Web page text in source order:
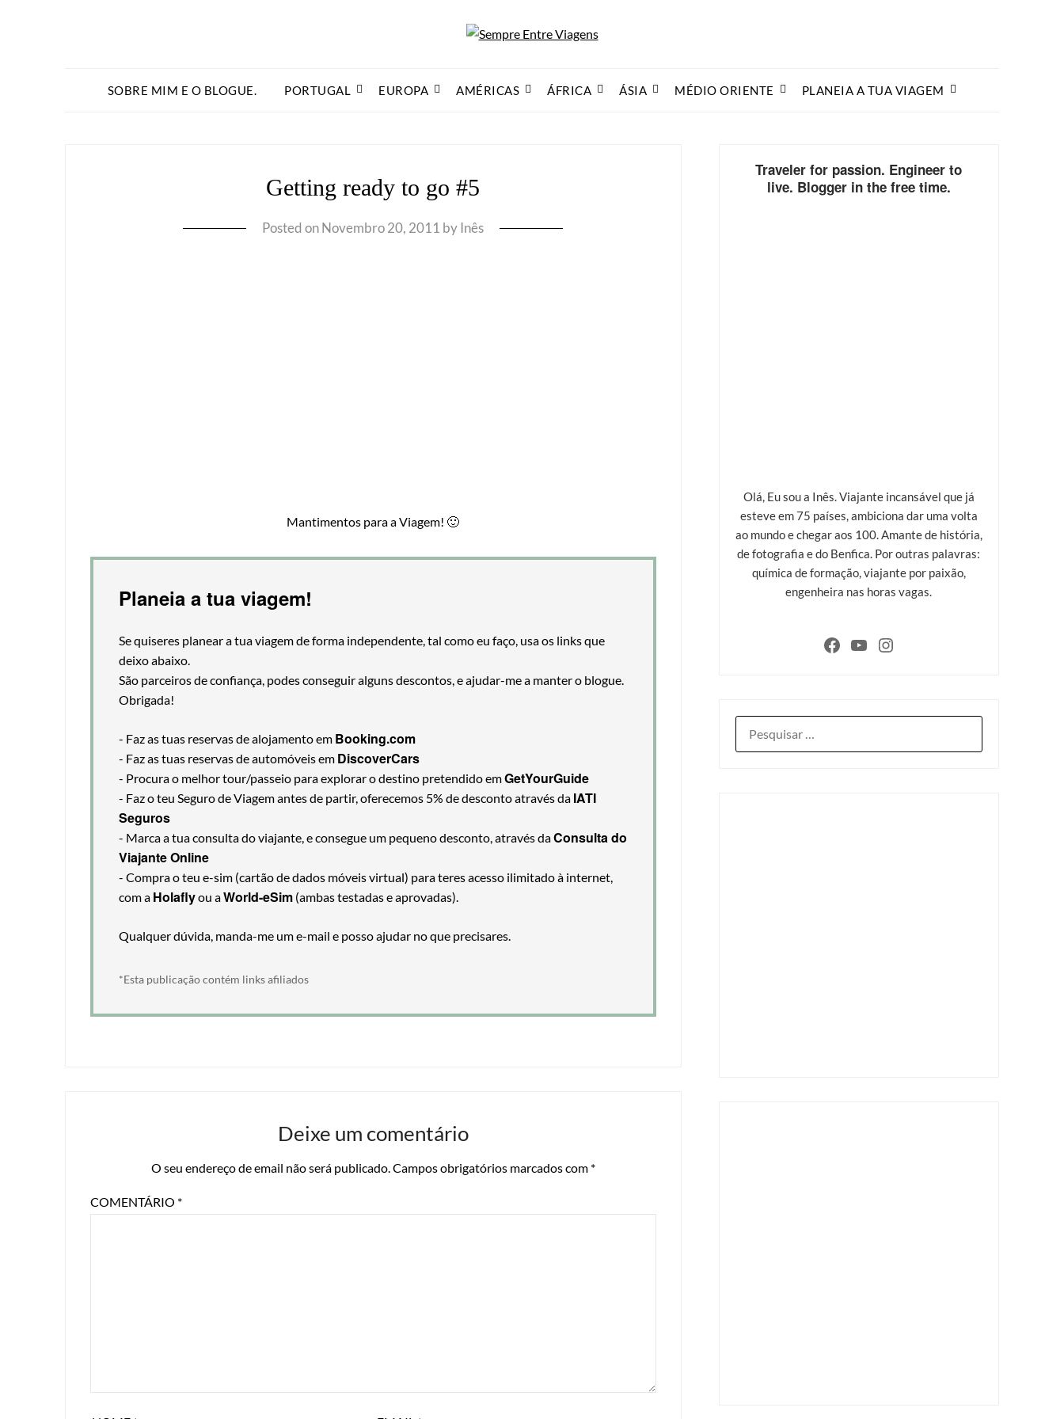
SOBRE MIM E O BLOGUE. PORTUGAL EUROPA AMÉRICAS ÁFRICA ÁSIA MÉDIO ORIENTE PLANEIA A TUA VIAGEM
Getting ready to go #5
Posted onNovembro 20, 2011 byInês
Mantimentos para a Viagem! 🙂
Planeia a tua viagem!
Se quiseres planear a tua viagem de forma independente, tal como eu faço, usa os links que
deixo abaixo.
São parceiros de confiança, podes conseguir alguns descontos, e ajudar-me a manter o blogue.
Obrigada!
- Faz as tuas reservas de alojamento em Booking.com
- Faz as tuas reservas de automóveis em DiscoverCars
- Procura o melhor tour/passeio para explorar o destino pretendido emGetYourGuide
- Faz o teu Seguro de Viagem antes de partir, oferecemos 5% de desconto através da IATI
Seguros
- Marca a tua consulta do viajante, e consegue um pequeno desconto, através daConsulta do
Viajante Online
- Compra o teu e-sim (cartão de dados móveis virtual) para teres acesso ilimitado à internet,
com a Holaflyou aWorld-eSim (ambas testadas e aprovadas).
Qualquer dúvida, manda-me um e-mail e posso ajudar no que precisares.
*Esta publicação contém links afiliados
Deixe um comentário
O seu endereço de email não será publicado.Campos obrigatórios marcados com *
COMENTÁRIO *
Traveler for passion. Engineer to
live. Blogger in the free time.
Olá, Eu sou a Inês. Viajante incansável que já
esteve em 75 países, ambiciona dar uma volta
ao mundo e chegar aos 100. Amante de história,
de fotografia e do Benfica. Por outras palavras:
química de formação, viajante por paixão,
engenheira nas horas vagas.